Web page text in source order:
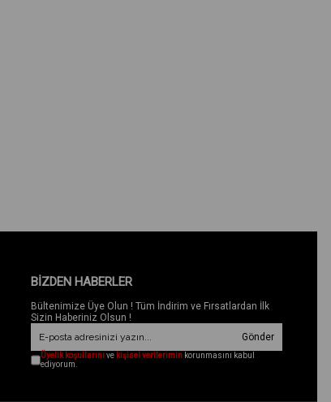
BİZDEN HABERLER
Bültenimize Üye Olun ! Tüm İndirim ve Fırsatlardan İlk
Sizin Haberiniz Olsun !
Gönder
Üyelik koşullarınıve kişisel verileriminkorunmasını kabul
ediyorum.